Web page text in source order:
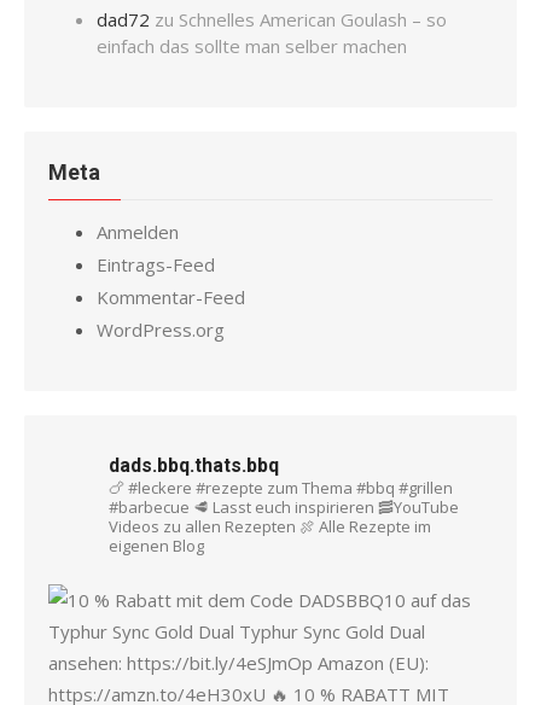
dad72 zu Schnelles American Goulash – so
einfach das sollte man selber machen
Meta
Anmelden
Eintrags-Feed
Kommentar-Feed
WordPress.org
dads.bbq.thats.bbq
🍗 #leckere #rezepte zum Thema #bbq #grillen
#barbecue 🥩 Lasst euch inspirieren 🥓YouTube
Videos zu allen Rezepten 🍖 Alle Rezepte im
eigenen Blog